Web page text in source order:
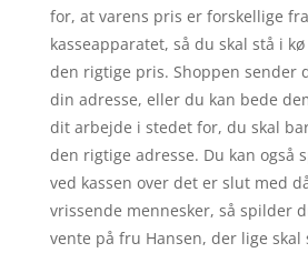
for, at varens pris er forskellige
kasseapparatet, så du skal stå i
den rigtige pris. Shoppen sender
din adresse, eller du kan bede
dit arbejde i stedet for, du skal
den rigtige adresse. Du kan også
ved kassen over det er slut med
vrissende mennesker, så spilder
vente på fru Hansen, der lige skal